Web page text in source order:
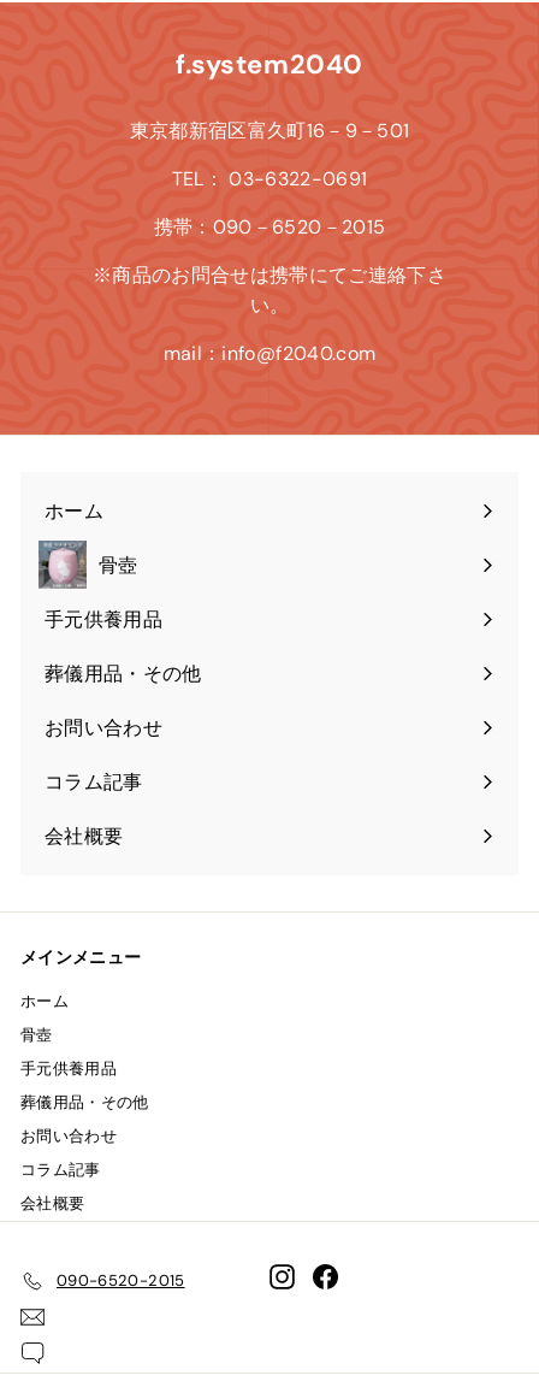
f.system2040
東京都新宿区富久町16－9－501
TEL： 03-6322-0691
携帯：090－6520－2015
※商品のお問合せは携帯にてご連絡下さ
い。
mail：info@f2040.com
ホーム
骨壺
手元供養用品
葬儀用品・その他
お問い合わせ
コラム記事
会社概要
メインメニュー
ホーム
骨壺
手元供養用品
葬儀用品・その他
お問い合わせ
コラム記事
会社概要
090-6520-2015 InstagramFacebook